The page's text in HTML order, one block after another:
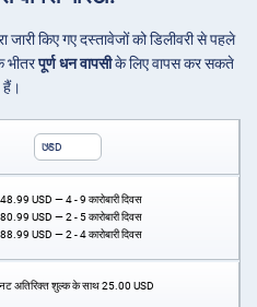
जारी किए गए दस्तावेजों को डिलीवरी से पहले
भीतरपूर्ण धन वापसीके लिए वापस कर सकते
हैं।
USD
48.99 USD — 4 - 9 कारोबारी दिवस
80.99 USD — 2 - 5 कारोबारी दिवस
88.99 USD — 2 - 4 कारोबारी दिवस
अतिरिक्त शुल्क के साथ25.00 USD